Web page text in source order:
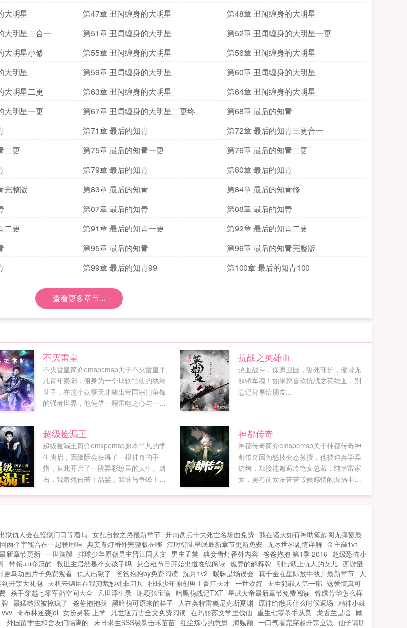
大明星 第47章 丑闻缠身的大明星
第48章 丑闻缠身的大明星
大明星二合一 第51章 丑闻缠身的大明星
第52章 丑闻缠身的大明星一更
大明星小修 第55章 丑闻缠身的大明星
第56章 丑闻缠身的大明星
大明星 第59章 丑闻缠身的大明星
第60章 丑闻缠身的大明星
大明星二更 第63章 丑闻缠身的大明星
第64章 丑闻缠身的大明星
大明星一更 第67章 丑闻缠身的大明星二更终
第68章 最后的知青
第71章 最后的知青
第72章 最后的知青三更合一
二更 第75章 最后的知青一更
第76章 最后的知青二更
第79章 最后的知青
第80章 最后的知青
完整版 第83章 最后的知青
第84章 最后的知青修
第87章 最后的知青
第88章 最后的知青
二更 第91章 最后的知青一更
第92章 最后的知青二更
第95章 最后的知青
第96章 最后的知青完整版
第99章 最后的知青99 第100章 最后的知青100
查看更多章节...
不灭雷皇
不灭雷皇简介emspemsp关于不灭雷皇平
凡青年秦阳，俯身为一个欺软怕硬的纨绔
世子，在这个妖孽天才辈出帝国宗门争锋
的强者世界，他凭借一颗雷电之心与一套
最强...
抗战之英雄血
热血战斗，保家卫国，誓死守护，傲骨无
双铸军魂！如果您喜欢抗战之英雄血，别
忘记分享给朋友...
超级捡漏王
超级捡漏王简介emspemsp原本平凡的学
生唐启，因缘际会获得了一根神奇的手
指，从此开启了一段异彩纷呈的人生。赌
石，我泰然自若！品鉴，我谁与争锋！财
神都传奇
神都传奇简介emspemsp关于神都传奇神
都传奇因为怒揍变态教授，他被迫弃学卖
烧烤，却接连邂逅冷艳女总裁，纯情富家
女，更有前女友苦苦等候感情的漩涡中，
狱仇人会在监狱门口等着吗 女配自救之路最新章节 开局盘点十大死亡名场面免费 我在诸天如有神助笔趣阁无弹窗最
两个字能合在一起联用吗 典妾青灯番外完整版在哪 江时衍陆星眠最新章节更新免费 无尽世界剧情详解 金主高1v1
新章节更新 一世蹀躞 排球少年原创男主晋江同人文 男主孟棠 典妾青灯番外内容 爸爸抱抱 第1季 2016 超级恐怖小
带领uzi夺冠的 救世主居然是个女孩子吗 从合租节目开始出道在线阅读 诡异的解释牌 刚出狱上仇人的女儿 西游量
更鸟动画片子免费观看 仇人出狱了 爸爸抱抱by免费阅读 沈月1v2 暧昧是场误会 真千金在星际放牛牧川最新章节 人
到开宗大礼包 天机云锦用在我剪裁妙处非刀尺 排球少年原创男主晋江天才 一世欢好 天生犯罪人第一部 这爱情真可
杀手穿越七零军婚空间大全 凡世浮生录 谢颖张宝瑜 暗黑萌战记TXT 星武大帝最新章节免费阅读 锦绣芳华怎么样
最猛糙汉被撩疯了 爸爸抱抱我 黑暗萌可原来的样子 人在奥特雷奥尼克斯夏渊 原神给散兵什么时候返场 精神小妹
vvv 哥布林逆袭joi 女扮男装 上学 凡世逆万古全文免费阅读 在玛丽苏文学里伐仙 重生七零杀手从良 龙舌兰是啥 顾
外国留学生和舍友们隔离的 末日求生SSS级暴击禾苗苗 红尘炼心的意思 海贼额 一口气看完穿越开宗立派 仙子请听